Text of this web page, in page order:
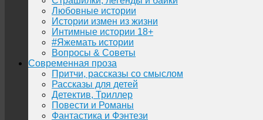
Любовные истории
Истории измен из жизни
Интимные истории 18+
#Яжемать истории
Вопросы & Советы
Современная проза
Притчи, рассказы со смыслом
Рассказы для детей
Детектив, Триллер
Повести и Романы
Фантастика и Фэнтези